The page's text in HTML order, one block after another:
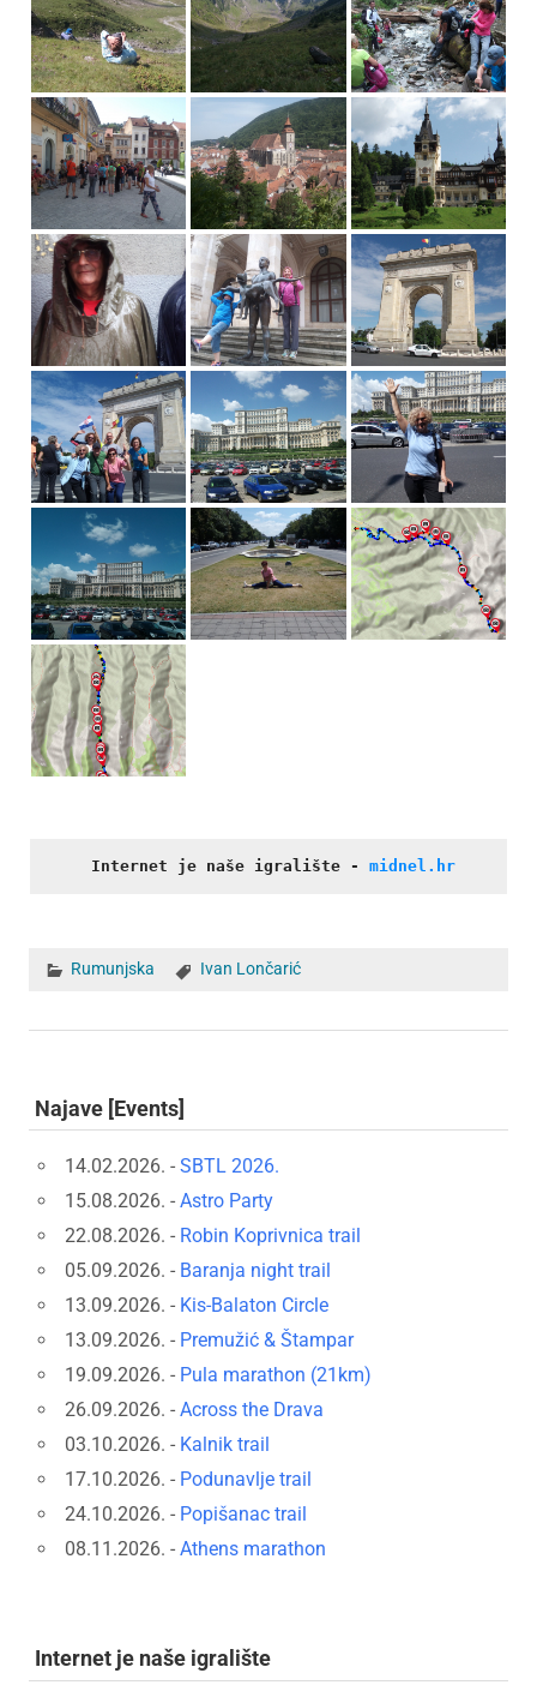
Internet je naše igralište - midnel.hr
Rumunjska Ivan Lončarić
Najave [Events]
14.02.2026. - SBTL 2026.
15.08.2026. - Astro Party
22.08.2026. - Robin Koprivnica trail
05.09.2026. - Baranja night trail
13.09.2026. - Kis-Balaton Circle
13.09.2026. - Premužić & Štampar
19.09.2026. - Pula marathon (21km)
26.09.2026. - Across the Drava
03.10.2026. - Kalnik trail
17.10.2026. - Podunavlje trail
24.10.2026. - Popišanac trail
08.11.2026. - Athens marathon
Internet je naše igralište